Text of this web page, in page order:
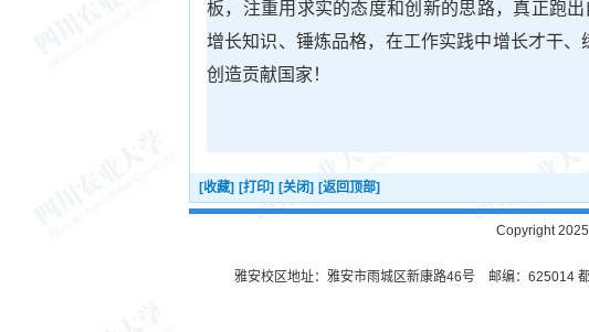
板，注重用求实的态度和创新的思路，真正跑
增长知识、锤炼品格，在工作实践中增长才干
创造贡献国家！
[收藏] [打印] [关闭] [返回顶部]
Copyright
雅安校区地址：雅安市雨城区新康路46号 邮编：625014